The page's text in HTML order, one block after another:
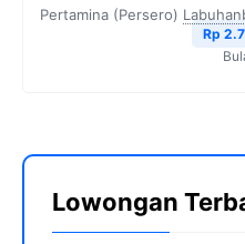
Pertamina (Persero)
Rp
Lowongan